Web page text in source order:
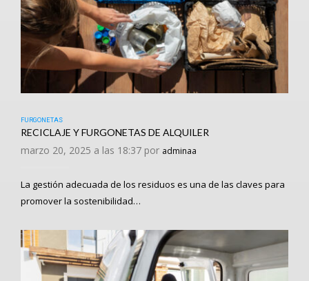
FURGONETAS
RECICLAJE Y FURGONETAS DE ALQUILER
marzo 20, 2025 a las 18:37 por adminaa
La gestión adecuada de los residuos es una de las claves para
promover la sostenibilidad…